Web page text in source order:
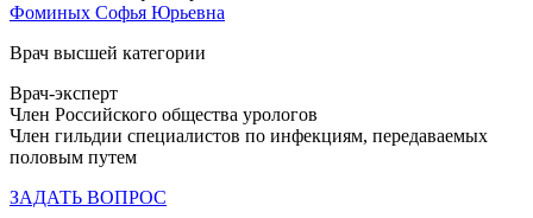
Фоминых Софья Юрьевна
Врач высшей категории
Врач-эксперт
Член Российского общества урологов
Член гильдии специалистов по инфекциям, передаваемых
половым путем
ЗАДАТЬ ВОПРОС